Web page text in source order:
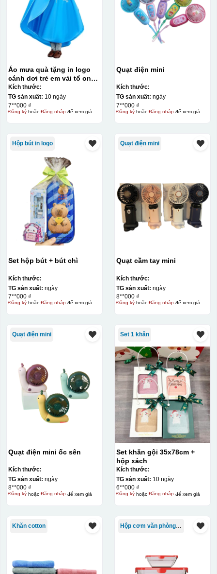
Áo mưa quà tặng in logo
cánh dơi trẻ em vải tổ ong
KQ-AM11
Kích thước:
TG sản xuất: 10 ngày
7**000 ₫
Đăng kýhoặc Đăng nhậpđể xem giá
Quạt điện mini
Kích thước:
TG sản xuất: ngày
7**000 ₫
Đăng kýhoặc Đăng nhậpđể xem giá
Hộp bút in logo
Set hộp bút + bút chì
Kích thước:
TG sản xuất: ngày
7**000 ₫
Đăng kýhoặc Đăng nhậpđể xem giá
Quạt điện mini
Quạt cầm tay mini
Kích thước:
TG sản xuất: ngày
8**000 ₫
Đăng kýhoặc Đăng nhậpđể xem giá
Quạt điện mini
Quạt điện mini ốc sên
Kích thước:
TG sản xuất: ngày
8**000 ₫
Đăng kýhoặc Đăng nhậpđể xem giá
Set 1 khăn
Set khăn gội 35x78cm +
hộp xách
Kích thước:
TG sản xuất: 10 ngày
6**000 ₫
Đăng kýhoặc Đăng nhậpđể xem giá
Khăn cotton Hộp cơm văn phòng Trung Quốc